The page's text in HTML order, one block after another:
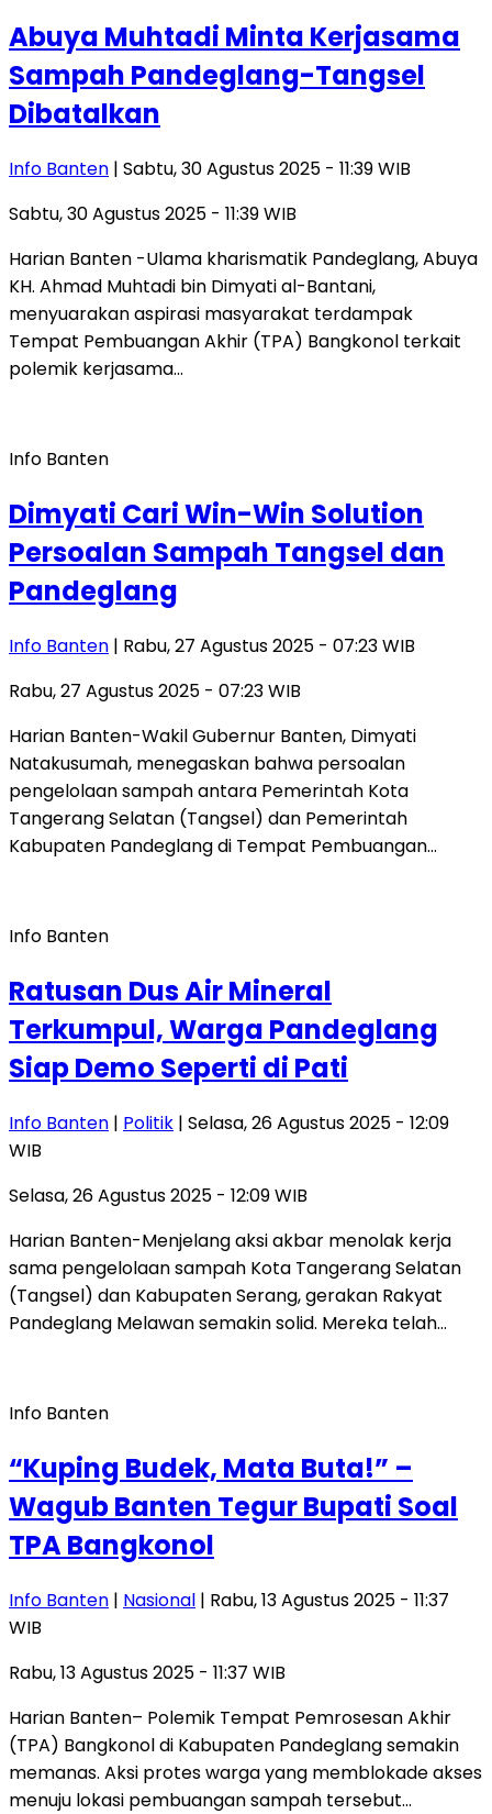
Abuya Muhtadi Minta Kerjasama
Sampah Pandeglang-Tangsel
Dibatalkan
Info Banten | Sabtu, 30 Agustus 2025 - 11:39 WIB
Sabtu, 30 Agustus 2025 - 11:39 WIB
Harian Banten -Ulama kharismatik Pandeglang, Abuya
KH. Ahmad Muhtadi bin Dimyati al-Bantani,
menyuarakan aspirasi masyarakat terdampak
Tempat Pembuangan Akhir (TPA) Bangkonol terkait
polemik kerjasama…
Info Banten
Dimyati Cari Win-Win Solution
Persoalan Sampah Tangsel dan
Pandeglang
Info Banten | Rabu, 27 Agustus 2025 - 07:23 WIB
Rabu, 27 Agustus 2025 - 07:23 WIB
Harian Banten-Wakil Gubernur Banten, Dimyati
Natakusumah, menegaskan bahwa persoalan
pengelolaan sampah antara Pemerintah Kota
Tangerang Selatan (Tangsel) dan Pemerintah
Kabupaten Pandeglang di Tempat Pembuangan…
Info Banten
Ratusan Dus Air Mineral
Terkumpul, Warga Pandeglang
Siap Demo Seperti di Pati
Info Banten | Politik | Selasa, 26 Agustus 2025 - 12:09
WIB
Selasa, 26 Agustus 2025 - 12:09 WIB
Harian Banten-Menjelang aksi akbar menolak kerja
sama pengelolaan sampah Kota Tangerang Selatan
(Tangsel) dan Kabupaten Serang, gerakan Rakyat
Pandeglang Melawan semakin solid. Mereka telah…
Info Banten
“Kuping Budek, Mata Buta!” –
Wagub Banten Tegur Bupati Soal
TPA Bangkonol
Info Banten | Nasional | Rabu, 13 Agustus 2025 - 11:37
WIB
Rabu, 13 Agustus 2025 - 11:37 WIB
Harian Banten– Polemik Tempat Pemrosesan Akhir
(TPA) Bangkonol di Kabupaten Pandeglang semakin
memanas. Aksi protes warga yang memblokade akses
menuju lokasi pembuangan sampah tersebut…